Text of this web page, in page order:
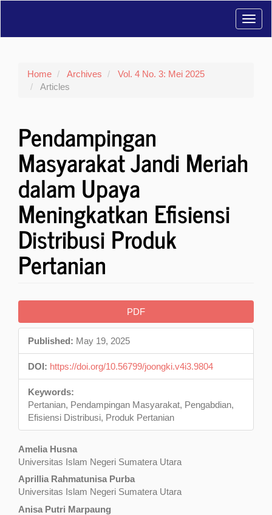
Home Archives
Vol. 4 No. 3: Mei 2025
Articles
Pendampingan
Masyarakat Jandi Meriah
dalam Upaya
Meningkatkan Efisiensi
Distribusi Produk
Pertanian
Article
Sidebar
PDF
Published: May 19, 2025
DOI: https://doi.org/10.56799/joongki.v4i3.9804
Keywords:
Pertanian, Pendampingan Masyarakat, Pengabdian,
Efisiensi Distribusi, Produk Pertanian
Main
Article
Content
Amelia Husna
Universitas Islam Negeri Sumatera Utara
Aprillia Rahmatunisa Purba
Universitas Islam Negeri Sumatera Utara
Anisa Putri Marpaung